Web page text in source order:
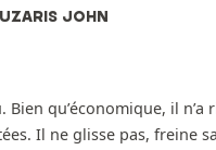
JOHN
Bien qu’économique, il n’a
Il ne glisse pas, freine